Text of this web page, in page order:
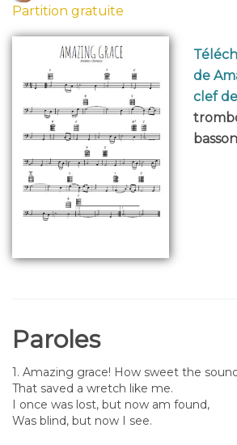
Partition gratuite
de
clef
Paroles
1. Amazing grace! How sweet the
That saved a wretch like me.
I once was lost, but now am found,
Was blind, but now I see.